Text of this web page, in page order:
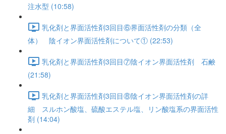
注水型 (10:58)
乳化剤と界面活性剤3回目⑥界面活性剤の分類（全
体） 陰イオン界面活性剤について① (22:53)
乳化剤と界面活性剤3回目⑦陰イオン界面活性剤 石鹸
(21:58)
乳化剤と界面活性剤3回目⑧陰イオン界面活性剤の詳
細 スルホン酸塩、硫酸エステル塩、リン酸塩系の界面活性
剤 (14:04)